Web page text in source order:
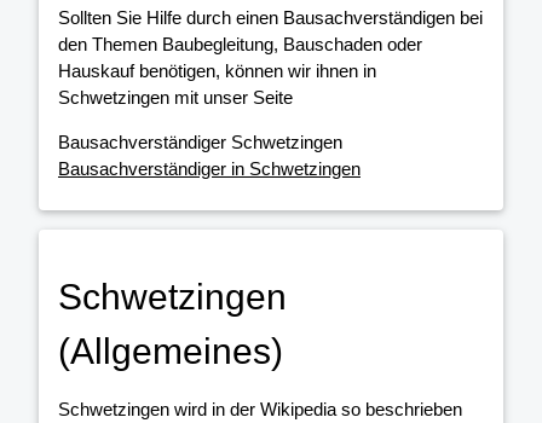
Sollten Sie Hilfe durch einen Bausachverständigen bei
den Themen Baubegleitung, Bauschaden oder
Hauskauf benötigen, können wir ihnen in
Schwetzingen mit unser Seite
Bausachverständiger Schwetzingen
Bausachverständiger in Schwetzingen
Schwetzingen
(Allgemeines)
Schwetzingen wird in der Wikipedia so beschrieben